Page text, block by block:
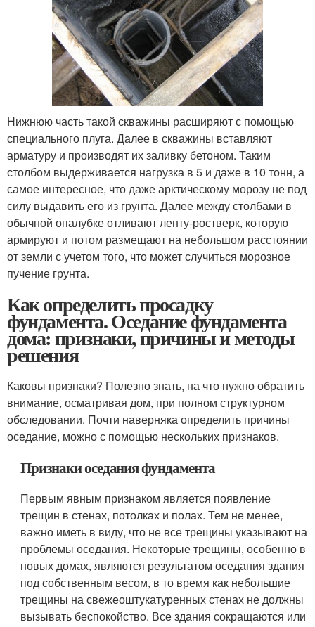
Нижнюю часть такой скважины расширяют с помощью
специального плуга. Далее в скважины вставляют
арматуру и производят их заливку бетоном. Таким
столбом выдерживается нагрузка в 5 и даже в 10 тонн, а
самое интересное, что даже арктическому морозу не под
силу выдавить его из грунта. Далее между столбами в
обычной опалубке отливают ленту-ростверк, которую
армируют и потом размещают на небольшом расстоянии
от земли с учетом того, что может случиться морозное
пучение грунта.
Как определить просадку
фундамента. Оседание фундамента
дома: признаки, причины и методы
решения
Каковы признаки? Полезно знать, на что нужно обратить
внимание, осматривая дом, при полном структурном
обследовании. Почти наверняка определить причины
оседание, можно с помощью нескольких признаков.
Признаки оседания фундамента
Первым явным признаком является появление
трещин в стенах, потолках и полах. Тем не менее,
важно иметь в виду, что не все трещины указывают на
проблемы оседания. Некоторые трещины, особенно в
новых домах, являются результатом оседания здания
под собственным весом, в то время как небольшие
трещины на свежеоштукатуренных стенах не должны
вызывать беспокойство. Все здания сокращаются или